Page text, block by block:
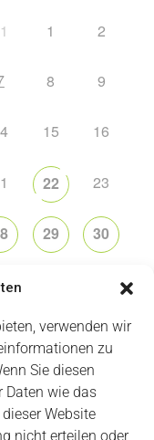
verwenden wir
zu
Sie diesen
Daten wie das
Website
nicht erteilen oder
1 2
8 9
15 16
22 23
29 30
Login